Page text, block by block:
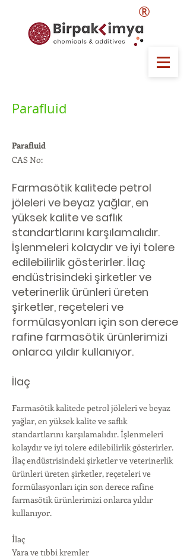
®
Parafluid
Parafluid
CAS No:
Farmasötik kalitede petrol
jöleleri ve beyaz yağlar, en
yüksek kalite ve saflık
standartlarını karşılamalıdır.
İşlenmeleri kolaydır ve iyi tolere
edilebilirlik gösterirler. İlaç
endüstrisindeki şirketler ve
veterinerlik ürünleri üreten
şirketler, reçeteleri ve
formülasyonları için son derece
rafine farmasötik ürünlerimizi
onlarca yıldır kullanıyor.
İlaç
Farmasötik kalitede petrol jöleleri ve beyaz
yağlar, en yüksek kalite ve saflık
standartlarını karşılamalıdır. İşlenmeleri
kolaydır ve iyi tolere edilebilirlik gösterirler.
İlaç endüstrisindeki şirketler ve veterinerlik
ürünleri üreten şirketler, reçeteleri ve
formülasyonları için son derece rafine
farmasötik ürünlerimizi onlarca yıldır
kullanıyor.
İlaç
Yara ve tıbbi kremler